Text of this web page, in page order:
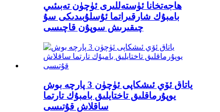
ھاجەتخانا ئۈستەللىرى ئۈچۈن تەبىئىي
بامبۇك شارقىراتما ئۇسلۇبىدىكى سۇ
چىقىرىش سوپۇن قاچىسى
ياتاق ئۆي ئىشكاپى ئۈچۈن 3 پارچە بوش
يوپۇرماقلىق تاختايلىق بامبۇك تارتما
ساقلاش قۇتىسى